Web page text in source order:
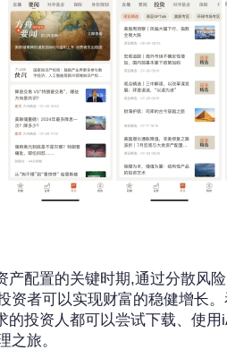
产配置的关键时期,通过分散风
资者可以实现财富的稳健增长
的投资人都可以尝试下载、使
之旅。